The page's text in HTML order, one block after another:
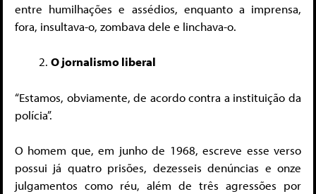
entre humilhações e assédios, enquanto a imprensa,
fora, insultava-o, zombava dele e linchava-o.
O jornalismo liberal
“Estamos, obviamente, de acordo contra a instituição da
polícia”.
O homem que, em junho de 1968, escreve esse verso
possui já quatro prisões, dezesseis denúncias e onze
julgamentos como réu, além de três agressões por